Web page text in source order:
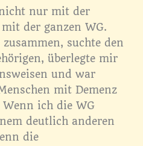
nur mit der
der ganzen WG.
suchte den
überlegte mir
und war
mit Demenz
ich die WG
deutlich anderen
die